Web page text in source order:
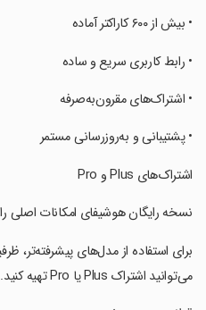
‏‏‏‏‏‏‏• بیش از ۶۰۰ کاراکتر آماده
‏‏‏‏‏‏‏• رابط کاربری سریع و ساده
‏‏‏‏‏‏‏• اشتراک‌های مقرون‌به‌صرفه
‏‏‏‏‏‏‏• پشتیبانی و به‌روزرسانی مستمر
‏‏‏‏‏‏‏اشتراک‌های Plus و Pro
‏‏‏‏‏‏‏نسخه رایگان هوشیفای امکانات اصلی را
‏‏‏‏‏‏‏برای استفاده از مدل‌های پیشرفته‌تر،
می‌توانید اشتراک Plus یا Pro تهیه کنید.